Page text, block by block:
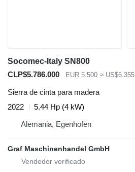
Socomec-Italy SN800
CLP$5.786.000
EUR 5.500 ≈ US$6.355
Sierra de cinta para madera
2022
5.44 Hp (4 kW)
Alemania, Egenhofen
Graf Maschinenhandel GmbH